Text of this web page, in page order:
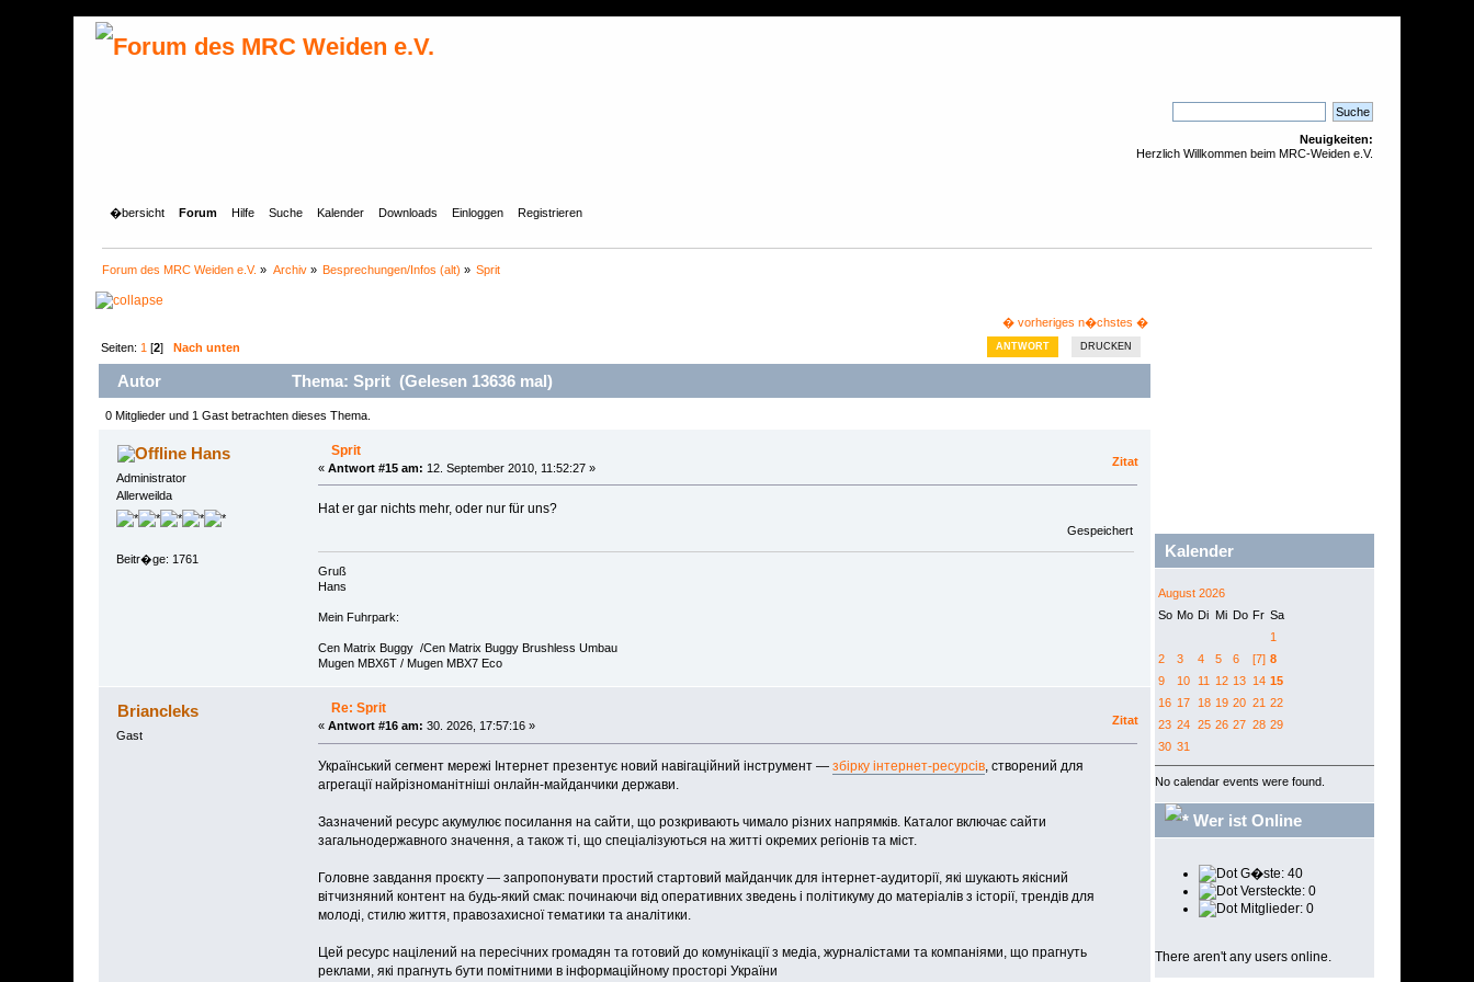
Neuigkeiten:
Herzlich Willkommen beim MRC-Weiden e.V.
�bersicht Forum Hilfe Suche Kalender Downloads Einloggen Registrieren
Forum des MRC Weiden e.V. » Archiv» Besprechungen/Infos (alt) » Sprit
� vorheriges n�chstes �
ANTWORT DRUCKEN
Seiten: 1 [2]Nach unten
Autor Thema: Sprit (Gelesen 13636 mal)
0 Mitglieder und 1 Gast betrachten dieses Thema.
Hans
Administrator
Allerweilda
Beitr�ge: 1761
Sprit
« Antwort #15 am: 12. September 2010, 11:52:27 » Zitat
Hat er gar nichts mehr, oder nur für uns?
Gespeichert
Gruß
Hans
Mein Fuhrpark:
Cen Matrix Buggy /Cen Matrix Buggy Brushless Umbau
Mugen MBX6T / Mugen MBX7 Eco
Briancleks
Gast
Re: Sprit
« Antwort #16 am: 30. 2026, 17:57:16 » Zitat
Український сегмент мережі Інтернет презентує новий навігаційний інструмент — збірку інтернет-ресурсів, створений для
агрегації найрізноманітніші онлайн-майданчики держави.
Зазначений ресурс акумулює посилання на сайти, що розкривають чимало різних напрямків. Каталог включає сайти
загальнодержавного значення, а також ті, що спеціалізуються на житті окремих регіонів та міст.
Головне завдання проєкту — запропонувати простий стартовий майданчик для інтернет-аудиторії, які шукають якісний
вітчизняний контент на будь-який смак: починаючи від оперативних зведень і політикуму до матеріалів з історії, трендів для
молоді, стилю життя, правозахисної тематики та аналітики.
Цей ресурс націлений на пересічних громадян та готовий до комунікації з медіа, журналістами та компаніями, що прагнуть
реклами, які прагнуть бути помітними в інформаційному просторі України
Kalender
August 2026
So Mo Di Mi Do Fr Sa
1
2
3 4 5 6 [7] 8
9
10 11 12 13 14 15
16 17 18 19 20 21 22
23 24 25 26 27 28 29
30 31
No calendar events were found.
Wer ist Online
G�ste: 40
Versteckte: 0
Mitglieder: 0
There aren't any users online.